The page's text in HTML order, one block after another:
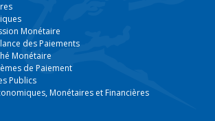
Monétaire
des Paiements
Monétaire
de Paiement
Publics
Monétaires et Financières